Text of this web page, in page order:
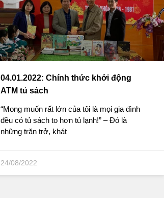
04.01.2022: Chính thức khởi động
ATM tủ sách
“Mong muốn rất lớn của tôi là mọi gia đình
đều có tủ sách to hơn tủ lạnh!” – Đó là
những trăn trở, khát
24/08/2022